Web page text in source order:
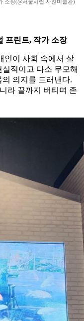
소장(@서울시립 사진미술관)
프린트, 작가 소장
인이 사회 속에서 살
적이고 다소 무모해
의지를 드러낸다.
라 끝까지 버티며 존